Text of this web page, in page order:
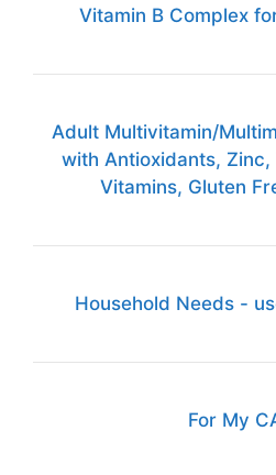
Vitamin B Complex
Adult Multivitamin/
with Antioxidants, Zinc,
Vitamins, Gluten
Household Needs -
For My